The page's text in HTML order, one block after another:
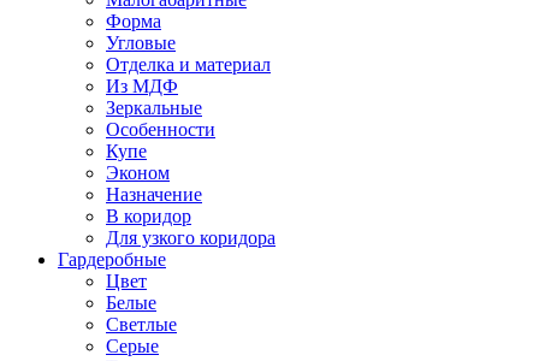
Форма
Угловые
Отделка и материал
Из МДФ
Зеркальные
Особенности
Купе
Эконом
Назначение
В коридор
Для узкого коридора
Гардеробные
Цвет
Белые
Светлые
Серые